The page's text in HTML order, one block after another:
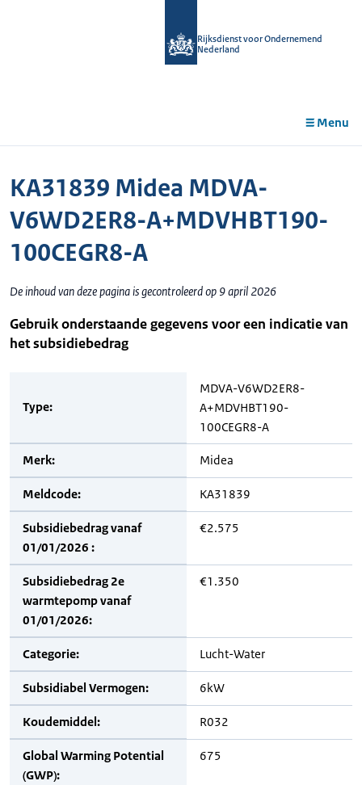
Rijksdienst voor Ondernemend
Nederland
Menu
KA31839 Midea MDVA-
V6WD2ER8-A+MDVHBT190-
100CEGR8-A
De inhoud van deze pagina is gecontroleerd op 9 april 2026
Gebruik onderstaande gegevens voor een indicatie van
het subsidiebedrag
Type:
MDVA-V6WD2ER8-
A+MDVHBT190-
100CEGR8-A
Merk: Midea
Meldcode: KA31839
Subsidiebedrag vanaf
01/01/2026 :
€2.575
Subsidiebedrag 2e
warmtepomp vanaf
01/01/2026:
€1.350
Categorie: Lucht-Water
Subsidiabel Vermogen: 6kW
Koudemiddel: R032
Global Warming Potential
(GWP):
675